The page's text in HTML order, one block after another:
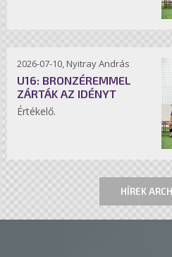
2026-07-10, Nyitray András
U16: BRONZÉREMMEL
ZÁRTÁK AZ IDÉNYT
Értékelő.
HÍREK